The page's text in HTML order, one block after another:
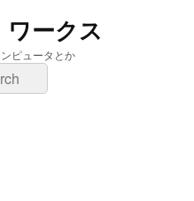
ークス
ピュータとか